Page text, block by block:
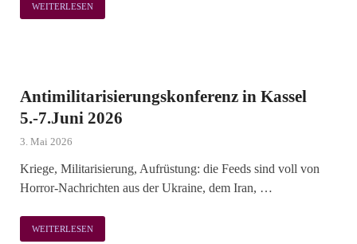
WEITERLESEN
Antimilitarisierungskonferenz in Kassel
5.-7.Juni 2026
3. Mai 2026
Kriege, Militarisierung, Aufrüstung: die Feeds sind voll von
Horror-Nachrichten aus der Ukraine, dem Iran, …
WEITERLESEN